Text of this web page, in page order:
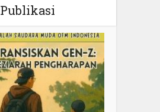
Publikasi